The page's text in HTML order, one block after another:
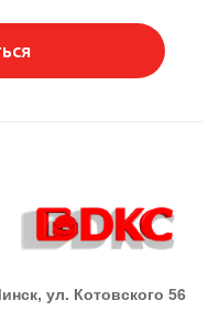
ул. Котовского 56